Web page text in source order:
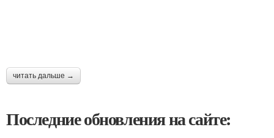
читать дальше →
Последние обновления на сайте: